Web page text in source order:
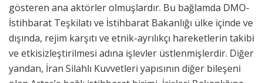
gösteren ana aktörler olmuşlardır. Bu bağlamda DMO-
İstihbarat Teşkilatı ve İstihbarat Bakanlığı ülke içinde ve
dışında, rejim karşıtı ve etnik-ayrılıkçı hareketlerin takibi
ve etkisizleştirilmesi adına işlevler üstlenmişlerdir. Diğer
yandan, İran Silahlı Kuvvetleri yapısının diğer bileşeni